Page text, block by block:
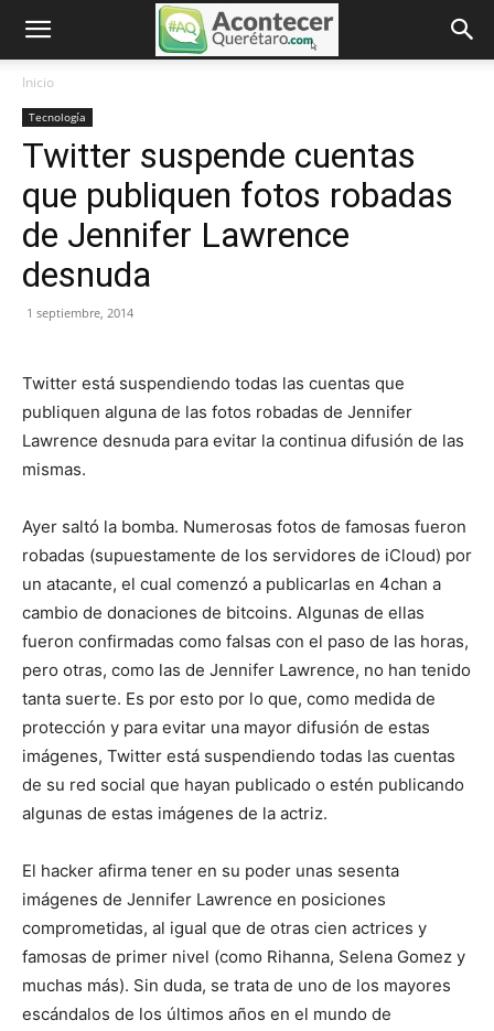
Inicio
Tecnología
Twitter suspende cuentas
que publiquen fotos robadas
de Jennifer Lawrence
desnuda
1 septiembre, 2014
Twitter está suspendiendo todas las cuentas que
publiquen alguna de las fotos robadas de Jennifer
Lawrence desnuda para evitar la continua difusión de las
mismas.
Ayer saltó la bomba. Numerosas fotos de famosas fueron
robadas (supuestamente de los servidores de iCloud) por
un atacante, el cual comenzó a publicarlas en 4chan a
cambio de donaciones de bitcoins. Algunas de ellas
fueron confirmadas como falsas con el paso de las horas,
pero otras, como las de Jennifer Lawrence, no han tenido
tanta suerte. Es por esto por lo que, como medida de
protección y para evitar una mayor difusión de estas
imágenes, Twitter está suspendiendo todas las cuentas
de su red social que hayan publicado o estén publicando
algunas de estas imágenes de la actriz.
El hacker afirma tener en su poder unas sesenta
imágenes de Jennifer Lawrence en posiciones
comprometidas, al igual que de otras cien actrices y
famosas de primer nivel (como Rihanna, Selena Gomez y
muchas más). Sin duda, se trata de uno de los mayores
escándalos de los últimos años en el mundo de